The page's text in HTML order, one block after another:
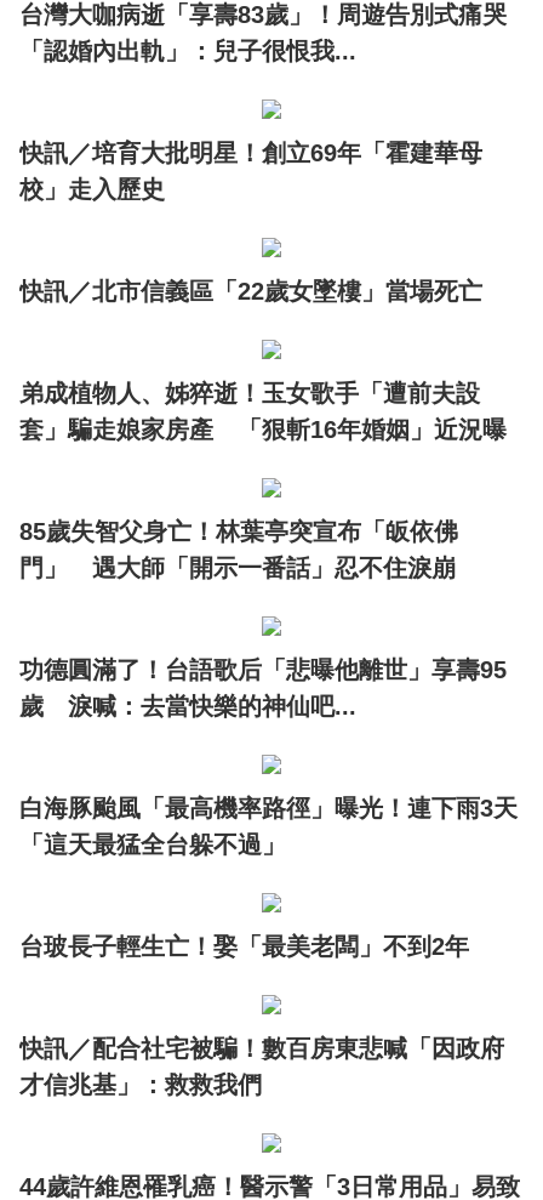
台灣大咖病逝「享壽83歲」！周遊告別式痛哭
「認婚內出軌」：兒子很恨我...
快訊／培育大批明星！創立69年「霍建華母
校」走入歷史
快訊／北市信義區「22歲女墜樓」當場死亡
弟成植物人、姊猝逝！玉女歌手「遭前夫設
套」騙走娘家房產 「狠斬16年婚姻」近況曝
85歲失智父身亡！林葉亭突宣布「皈依佛
門」 遇大師「開示一番話」忍不住淚崩
功德圓滿了！台語歌后「悲曝他離世」享壽95
歲 淚喊：去當快樂的神仙吧...
白海豚颱風「最高機率路徑」曝光！連下雨3天
「這天最猛全台躲不過」
台玻長子輕生亡！娶「最美老闆」不到2年
快訊／配合社宅被騙！數百房東悲喊「因政府
才信兆基」：救救我們
44歲許維恩罹乳癌！醫示警「3日常用品」易致